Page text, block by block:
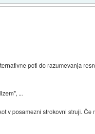
poti do razumevanja
...
v posamezni strokovni struji.